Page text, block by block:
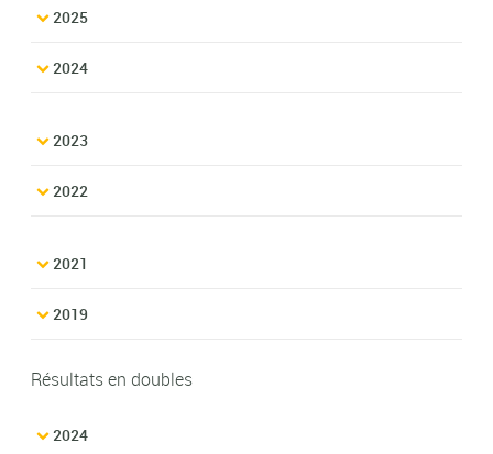
2025
2024
2023
2022
2021
2019
Résultats en doubles
2024